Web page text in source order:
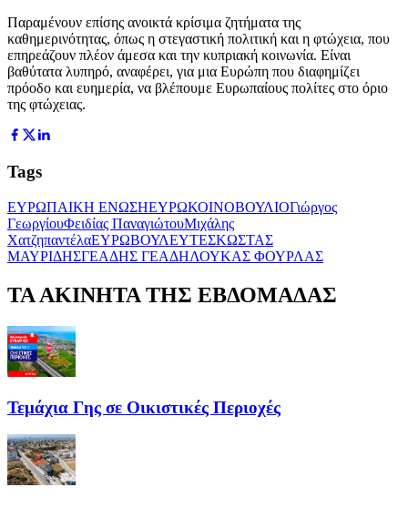
Παραμένουν επίσης ανοικτά κρίσιμα ζητήματα της
καθημερινότητας, όπως η στεγαστική πολιτική και η φτώχεια, που
επηρεάζουν πλέον άμεσα και την κυπριακή κοινωνία. Είναι
βαθύτατα λυπηρό, αναφέρει, για μια Ευρώπη που διαφημίζει
πρόοδο και ευημερία, να βλέπουμε Ευρωπαίους πολίτες στο όριο
της φτώχειας.
Tags
ΕΥΡΩΠΑΙΚΗ ΕΝΩΣΗΕΥΡΩΚΟΙΝΟΒΟΥΛΙΟΓιώργος
ΓεωργίουΦειδίας ΠαναγιώτουΜιχάλης
ΧατζηπαντέλαΕΥΡΩΒΟΥΛΕΥΤΕΣΚΩΣΤΑΣ
ΜΑΥΡΙΔΗΣΓΕΑΔΗΣ ΓΕΑΔΗΛΟΥΚΑΣ ΦΟΥΡΛΑΣ
ΤΑ ΑΚΙΝΗΤΑ ΤΗΣ ΕΒΔΟΜΑΔΑΣ
Τεμάχια Γης σε Οικιστικές Περιοχές